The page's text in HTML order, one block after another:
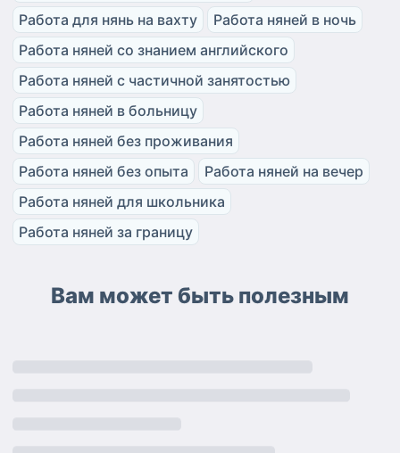
Работа для нянь на вахту
Работа няней в ночь
Работа няней со знанием английского
Работа няней с частичной занятостью
Работа няней в больницу
Работа няней без проживания
Работа няней без опыта
Работа няней на вечер
Работа няней для школьника
Работа няней за границу
Вам может быть полезным